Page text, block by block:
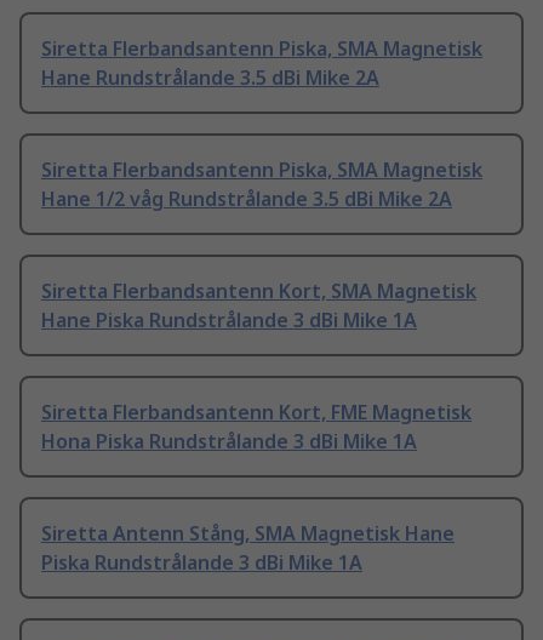
Siretta Flerbandsantenn Piska, SMA Magnetisk
Hane Rundstrålande 3.5 dBi Mike 2A
Siretta Flerbandsantenn Piska, SMA Magnetisk
Hane 1/2 våg Rundstrålande 3.5 dBi Mike 2A
Siretta Flerbandsantenn Kort, SMA Magnetisk
Hane Piska Rundstrålande 3 dBi Mike 1A
Siretta Flerbandsantenn Kort, FME Magnetisk
Hona Piska Rundstrålande 3 dBi Mike 1A
Siretta Antenn Stång, SMA Magnetisk Hane
Piska Rundstrålande 3 dBi Mike 1A